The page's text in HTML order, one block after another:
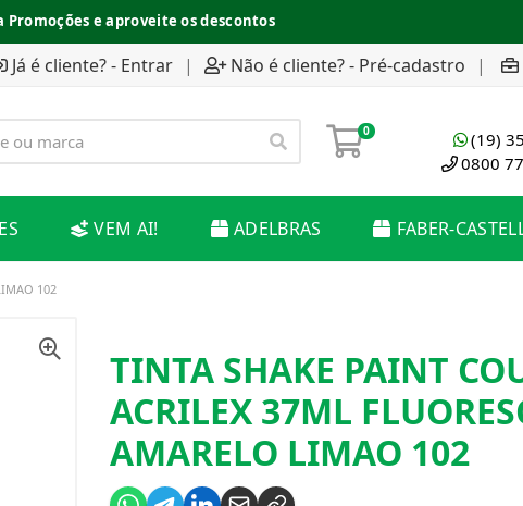
Promoções e aproveite os descontos
Já é cliente? - Entrar | Não é cliente? - Pré-cadastro |
0
(19)
0800
VEM AI! ADELBRAS FABER-
102
TINTA SHAKE PAINT
ACRILEX 37ML
AMARELO LIMAO 102